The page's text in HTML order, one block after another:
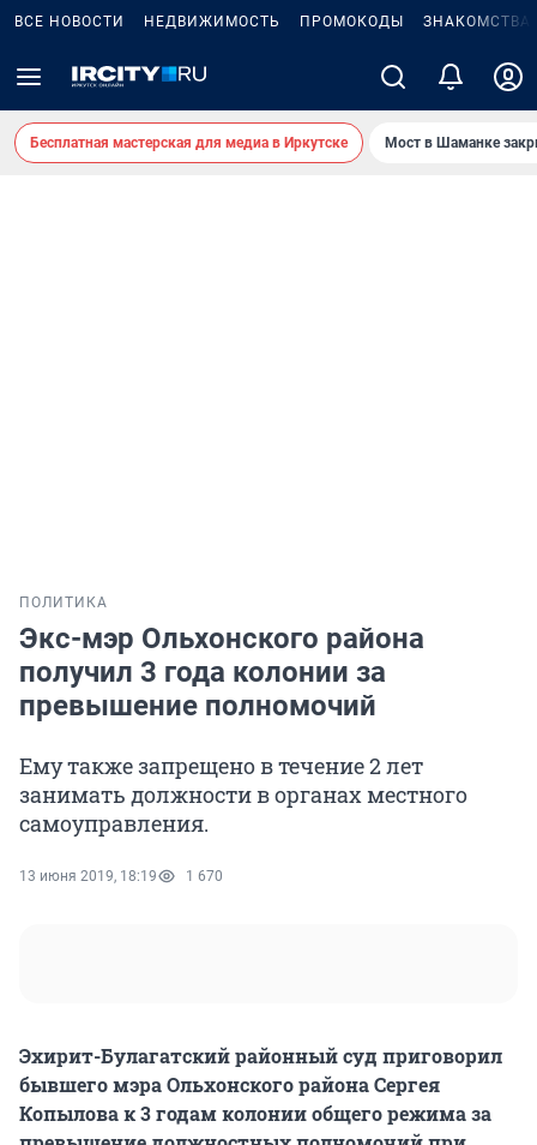
ВСЕ НОВОСТИ НЕДВИЖИМОСТЬ ПРОМОКОДЫ ЗНАКОМСТВА
Бесплатная мастерская для медиа в Иркутске Мост в Шаманке
ПОЛИТИКА
Экс-мэр Ольхонского района
получил 3 года колонии за
превышение полномочий
Ему также запрещено в течение 2 лет
занимать должности в органах местного
самоуправления.
13 июня 2019, 18:19 1 670
Эхирит-Булагатский районный суд приговорил
бывшего мэра Ольхонского района Сергея
Копылова к 3 годам колонии общего режима за